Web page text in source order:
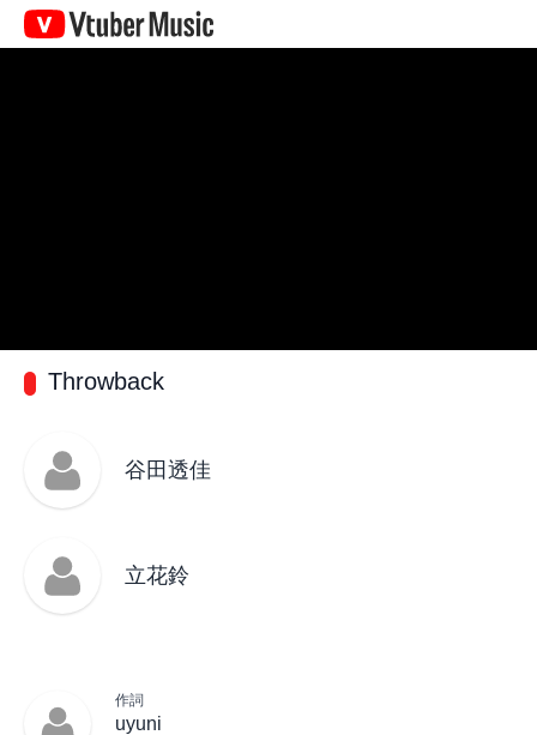
Vtuber
Music
Throwback
谷田透佳
立花鈴
作詞
uyuni